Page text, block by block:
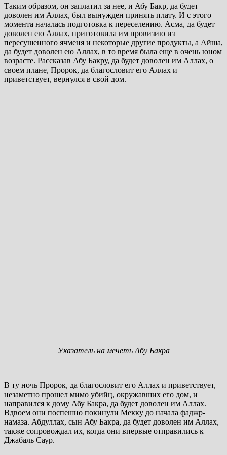
Таким образом, он заплатил за нее, и Абу Бакр, да будет
доволен им Аллах, был вынужден принять плату. И с этого
момента началась подготовка к переселению. Асма, да будет
доволен ею Аллах, приготовила им провизию из
пересушенного ячменя и некоторые другие продукты, а Айша,
да будет доволен ею Аллах, в то время была еще в очень юном
возрасте. Рассказав Абу Бакру, да будет доволен им Аллах, о
своем плане, Пророк, да благословит его Аллах и
приветствует, вернулся в свой дом.
Указатель на мечеть Абу Бакра
В ту ночь Пророк, да благословит его Аллах и приветствует,
незаметно прошел мимо убийц, окружавших его дом, и
направился к дому Абу Бакра, да будет доволен им Аллах.
Вдвоем они поспешно покинули Мекку до начала фаджр-
намаза. Абдуллах, сын Абу Бакра, да будет доволен им Аллах,
также сопровождал их, когда они впервые отправились к
Джабаль Саур.